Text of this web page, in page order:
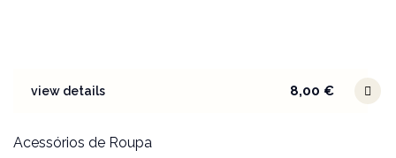
view details 8,00 €
Acessórios de Roupa